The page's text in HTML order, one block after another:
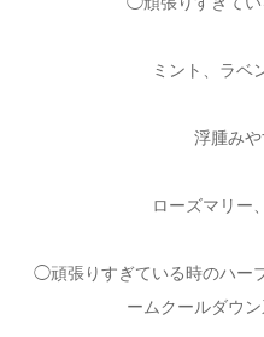
ミント、ラベ
浮腫みや
ローズマリー
◯頑張りすぎている時のハー
ームクールダウ